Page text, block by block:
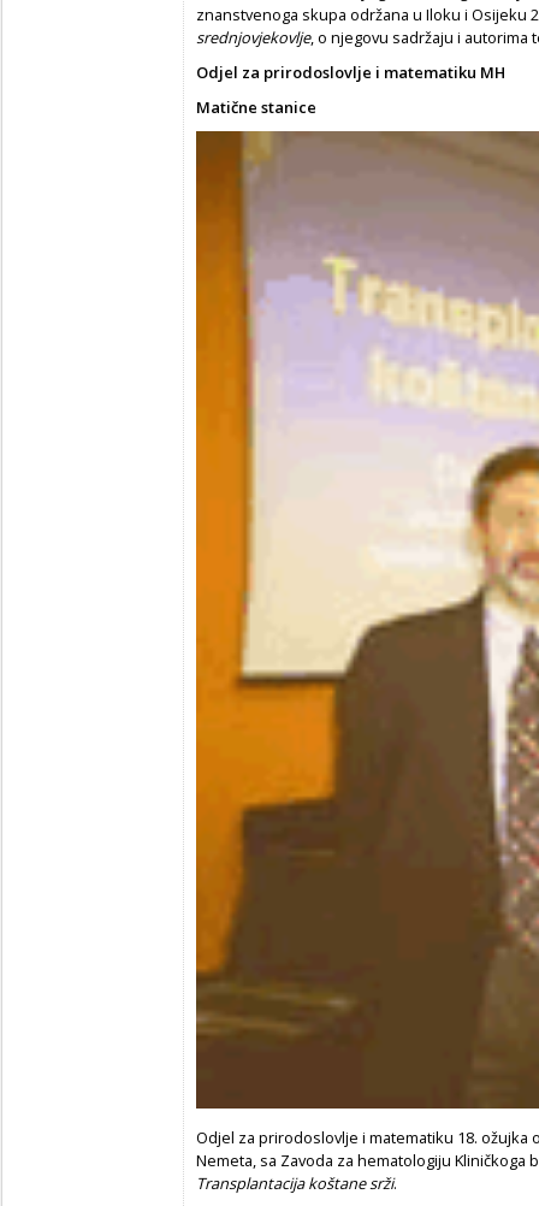
znanstvenoga skupa održana u Iloku i Osijeku
srednjovjekovlje, o njegovu sadržaju i autorima
Odjel za prirodoslovlje i matematiku MH
Matične stanice
Odjel za prirodoslovlje i matematiku 18.
Nemeta, sa Zavoda za hematologiju
Transplantacija koštane srži.